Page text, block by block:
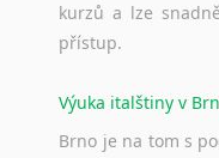
kurzů a lze
přístup.
Výuka italštiny v
Brno je na tom s